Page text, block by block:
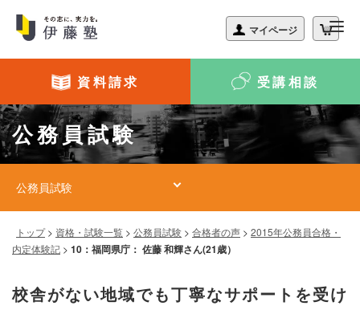
資料請求 受講相談
公務員試験
公務員試験
トップ> 資格・試験一覧 > 公務員試験 > 合格者の声 > 2015年公務員合格・
内定体験記 > 10：福岡県庁： 佐藤 和輝さん(21歳）
校舎がない地域でも丁寧なサポートを受け